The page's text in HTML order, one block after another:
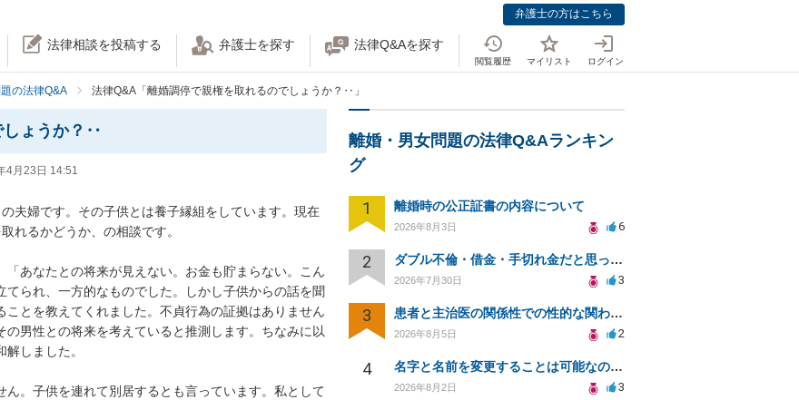
弁護士の方はこちら
法律相談を投稿する 弁護士を探す 法律Q&Aを探す
閲覧履歴 マイリスト ログイン
の法律Q&A 法律Q&A「離婚調停で親権を取れるのでしょうか？‥」
しょうか？‥
4月23日 14:51
夫婦です。その子供とは養子縁組をしています。現在
れるかどうか、の相談です。
あなたとの将来が見えない。お金も貯まらない。こん
られ、一方的なものでした。しかし子供からの話を聞
とを教えてくれました。不貞行為の証拠はありません
男性との将来を考えていると推測します。ちなみに以
しました。
。子供を連れて別居するとも言っています。私として
離婚・男女問題の法律Q&Aランキン
グ
1 離婚時の公正証書の内容について
2026年8月3日 6
2 ダブル不倫・借金・手切れ金だと思っていたお金を1年後いまさら脅迫罪として通知書が来てまとめて請求
2026年7月30日 3
3 患者と主治医の関係性での性的な関わりからのトラブル
2026年8月5日 2
4 名字と名前を変更することは可能なのか？
2026年8月2日 3